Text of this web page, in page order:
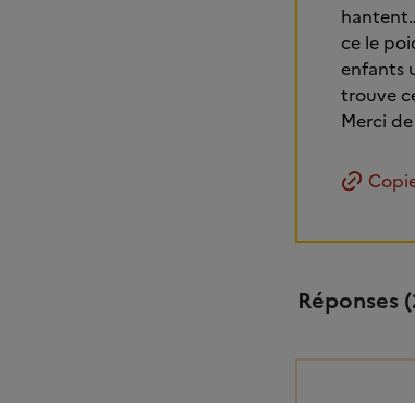
ce le
enfants
trouve
Merci de
Réponses